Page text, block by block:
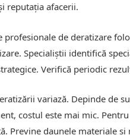
reputația afacerii.
profesionale de deratizare
Specialiștii identifică
Verifică periodic
variază. Depinde de
costul este mai mic.
Previne daunele materiale și